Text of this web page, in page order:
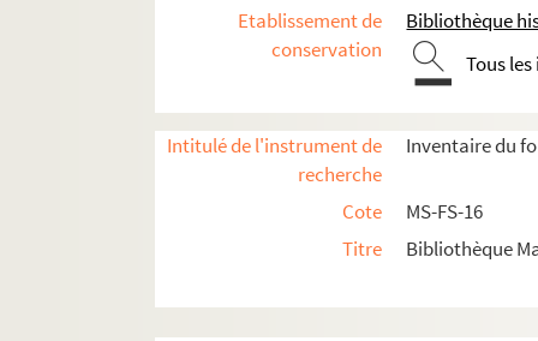
Etablissement de
conservation
Bibliothèque
Tous
Intitulé de l'instrument de
recherche
Inventaire du
Cote
MS-FS-16
Titre
Bibliothèque
G
J